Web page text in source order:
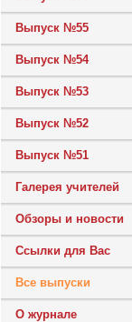
Выпуск №55
Выпуск №54
Выпуск №53
Выпуск №52
Выпуск №51
Галерея учителей
Обзоры и новости
Ссылки для Вас
Все выпуски
О журнале